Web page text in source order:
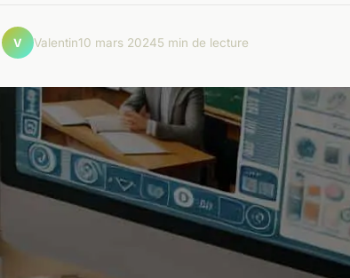
V Valentin10 mars 20245 min de lecture